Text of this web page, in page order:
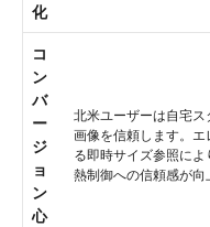
化
コ
ン
バ
ー
ジ
ョ
ン
心
北米ユーザーは自宅
画像を信頼します。
る即時サイズ参照に
熱制御への信頼感が向